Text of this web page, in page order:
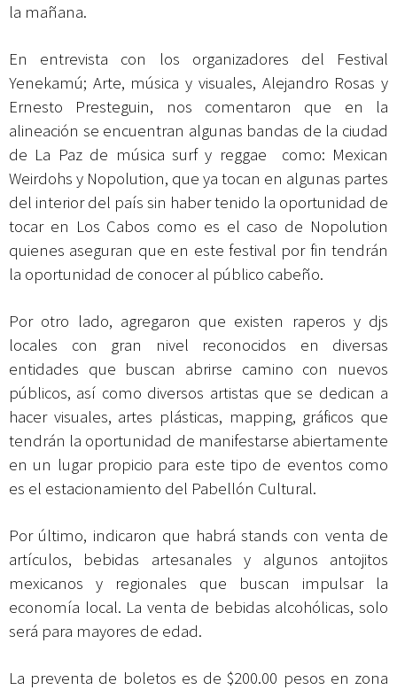
la mañana.
En entrevista con los organizadores del Festival
Yenekamú; Arte, música y visuales, Alejandro Rosas y
Ernesto Presteguin, nos comentaron que en la
alineación se encuentran algunas bandas de la ciudad
de La Paz de música surf y reggae como: Mexican
Weirdohs y Nopolution, que ya tocan en algunas partes
del interior del país sin haber tenido la oportunidad de
tocar en Los Cabos como es el caso de Nopolution
quienes aseguran que en este festival por fin tendrán
la oportunidad de conocer al público cabeño.
Por otro lado, agregaron que existen raperos y djs
locales con gran nivel reconocidos en diversas
entidades que buscan abrirse camino con nuevos
públicos, así como diversos artistas que se dedican a
hacer visuales, artes plásticas, mapping, gráficos que
tendrán la oportunidad de manifestarse abiertamente
en un lugar propicio para este tipo de eventos como
es el estacionamiento del Pabellón Cultural.
Por último, indicaron que habrá stands con venta de
artículos, bebidas artesanales y algunos antojitos
mexicanos y regionales que buscan impulsar la
economía local. La venta de bebidas alcohólicas, solo
será para mayores de edad.
La preventa de boletos es de $200.00 pesos en zona